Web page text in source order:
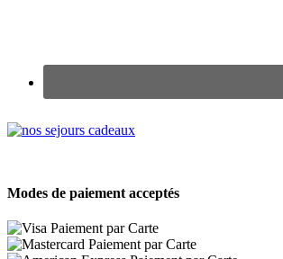
Modes de paiement acceptés